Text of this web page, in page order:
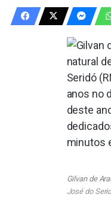
Gilvan de
José do